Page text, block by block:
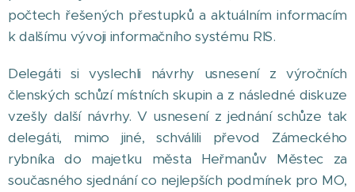
počtech řešených přestupků a aktuálním informacím
k dalšímu vývoji informačního systému RIS.
Delegáti si vyslechli návrhy usnesení z výročních
členských schůzí místních skupin a z následné diskuze
vzešly další návrhy. V usnesení z jednání schůze tak
delegáti, mimo jiné, schválili převod Zámeckého
rybníka do majetku města Heřmanův Městec za
současného sjednání co nejlepších podmínek pro MO,